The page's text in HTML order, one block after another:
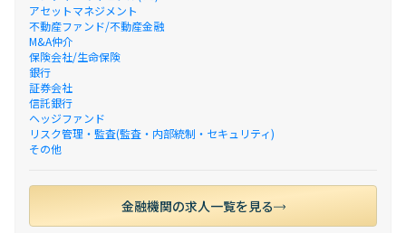
アセットマネジメント
不動産ファンド/不動産金融
M&A仲介
保険会社/生命保険
銀行
証券会社
信託銀行
ヘッジファンド
リスク管理・監査(監査・内部統制・セキュリティ)
その他
金融機関の求人一覧を見る